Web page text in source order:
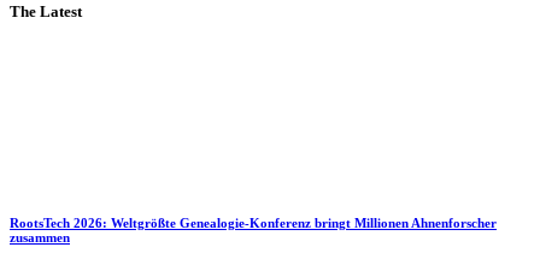
The Latest
RootsTech 2026: Weltgrößte Genealogie-Konferenz bringt Millionen Ahnenforscher
zusammen